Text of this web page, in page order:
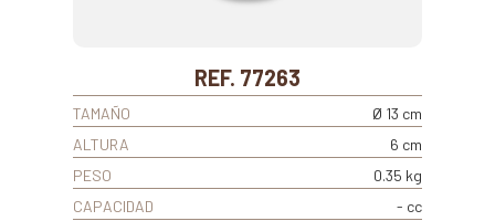
REF. 77263
TAMAÑO
Ø 13 cm
ALTURA
6 cm
PESO
0.35 kg
CAPACIDAD
- cc